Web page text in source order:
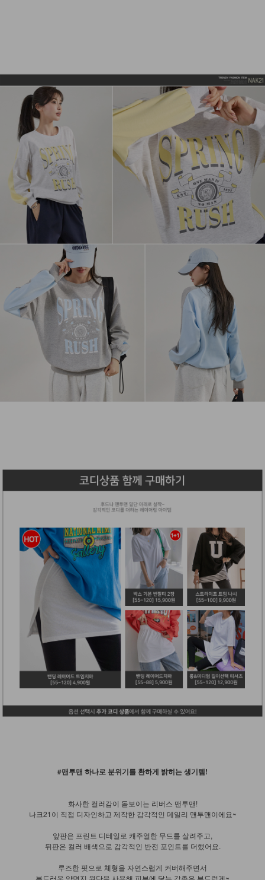
#맨투맨 하나로 분위기를 환하게 밝히는 생기템!
화사한 컬러감이 돋보이는 리버스 맨투맨!
나크21이 직접 디자인하고 제작한 감각적인 데일리 맨투맨이에요~
앞판은 프린트 디테일로 캐주얼한 무드를 살려주고,
뒤판은 컬러 배색으로 감각적인 반전 포인트를 더했어요.
루즈한 핏으로 체형을 자연스럽게 커버해주면서
부드러운 양면지 원단을 사용해 피부에 닿는 감촉은 부드럽게~